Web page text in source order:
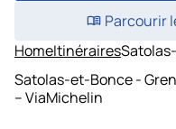
Parcourir
HomeItinéraires
Satolas-et-Bonce -
– ViaMichelin